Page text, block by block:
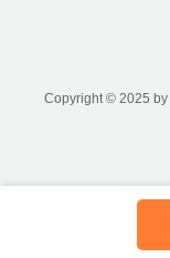
Copyright © 2025 by